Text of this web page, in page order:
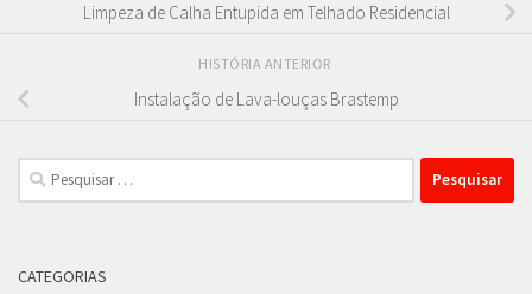
Limpeza de Calha Entupida em Telhado Residencial
HISTÓRIA ANTERIOR
Instalação de Lava-louças Brastemp
Pesquisar
por:
CATEGORIAS